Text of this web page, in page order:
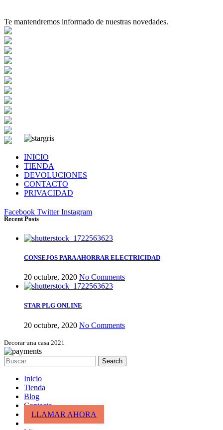
Te mantendremos informado de nuestras novedades.
INICIO
TIENDA
DEVOLUCIONES
CONTACTO
PRIVACIDAD
Facebook Twitter Instagram
Recent Posts
CONSEJOS PARA AHORRAR ELECTRICIDAD
20 octubre, 2020 No Comments
STAR PLG ONLINE
20 octubre, 2020 No Comments
Decorar una casa 2021
Search
Inicio
Tienda
Blog
Contacto
LLAMAR AHORA